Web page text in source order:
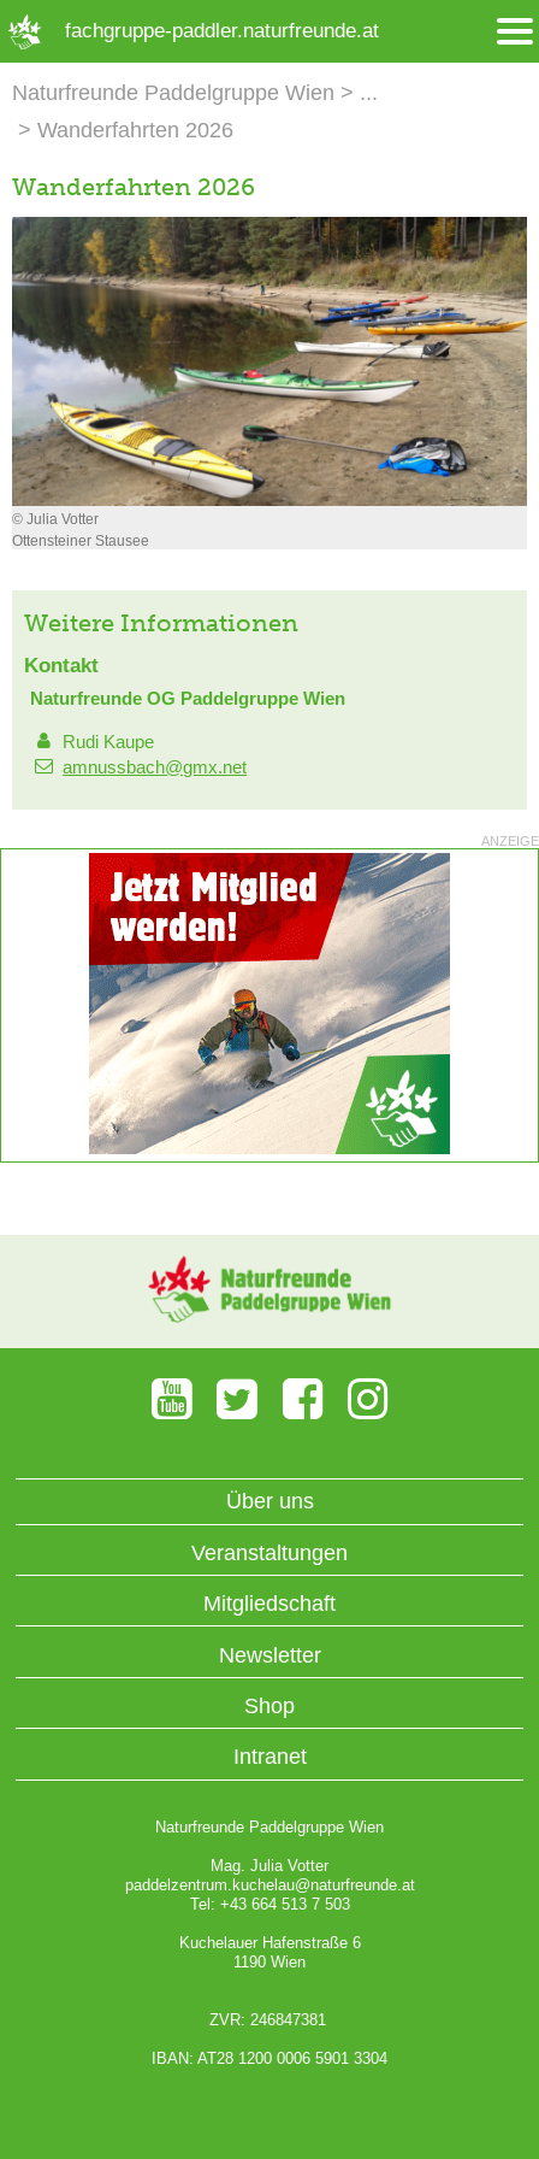
fachgruppe-paddler.naturfreunde.at
Naturfreunde Paddelgruppe Wien
Wanderfahrten 2026
Wanderfahrten 2026
© Julia Votter
Ottensteiner Stausee
Weitere Informationen
Kontakt
Naturfreunde OG Paddelgruppe Wien
Rudi Kaupe
amnussbach@gmx.net
ANZEIGE
Über uns
Veranstaltungen
Mitgliedschaft
Newsletter
Shop
Intranet
Naturfreunde Paddelgruppe Wien
Mag. Julia Votter
paddelzentrum.kuchelau@naturfreunde.at
Tel: +43 664 513 7 503
Kuchelauer Hafenstraße 6
1190 Wien
ZVR: 246847381
IBAN: AT28 1200 0006 5901 3304